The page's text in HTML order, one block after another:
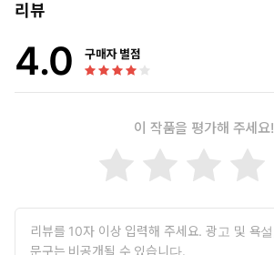
리뷰
4.0 구매자 별점
이 작품을 평가해 주세요!